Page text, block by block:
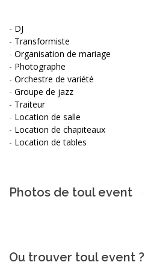
- DJ
- Transformiste
- Organisation de mariage
- Photographe
- Orchestre de variété
- Groupe de jazz
- Traiteur
- Location de salle
- Location de chapiteaux
- Location de tables
Photos de toul event
Ou trouver toul event ?